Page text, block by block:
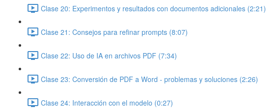
Clase 20: Experimentos y resultados con documentos adicionales (2:21)
Clase 21: Consejos para refinar prompts (8:07)
Clase 22: Uso de IA en archivos PDF (7:34)
Clase 23: Conversión de PDF a Word - problemas y soluciones (2:26)
Clase 24: Interacción con el modelo (0:27)